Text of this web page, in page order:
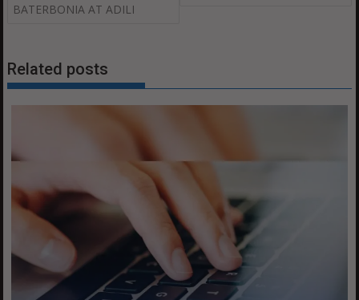
BATERBONIA AT ADILI
Related posts